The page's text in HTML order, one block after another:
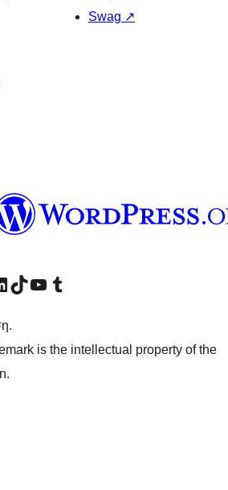
Swag ↗
στο Facebook
λογαριασμό μας Instagram
τον λογαριασμό μας LinkedIn
Visit our TikTok account
Visit our YouTube channel
Visit our Tumblr account
is the intellectual property of the